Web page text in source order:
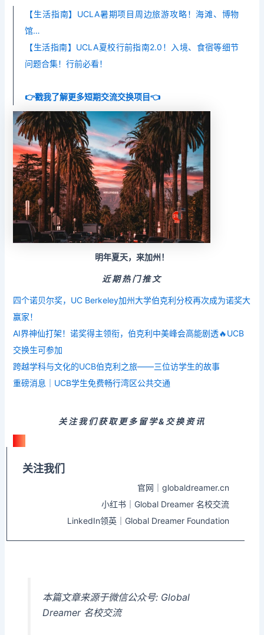
【生活指南】UCLA暑期项目周边旅游攻略！海滩、博物
馆…
【生活指南】UCLA夏校行前指南2.0！入境、食宿等细节
问题合集！行前必看！
👉戳我了解更多短期交流交换项目👈
明年夏天，来加州！
近期热门推文
四个诺贝尔奖，UC Berkeley加州大学伯克利分校再次成为诺奖大
赢家！
AI界神仙打架！诺奖得主领衔，伯克利中美峰会高能剧透🔥UCB
交换生可参加
跨越学科与文化的UCB伯克利之旅——三位访学生的故事
重磅消息｜UCB学生免费畅行湾区公共交通
关注我们获取更多留学&交换资讯
关注我们
官网｜globaldreamer.cn
小红书｜Global Dreamer 名校交流
LinkedIn领英｜Global Dreamer Foundation
本篇文章来源于微信公众号: Global
Dreamer 名校交流